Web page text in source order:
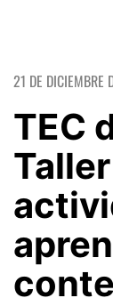
21 DE DICIEMBRE
TEC